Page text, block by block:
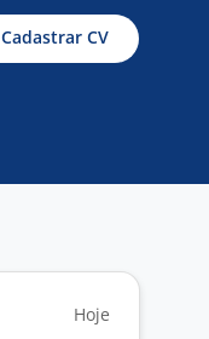
Cadastrar CV
Hoje